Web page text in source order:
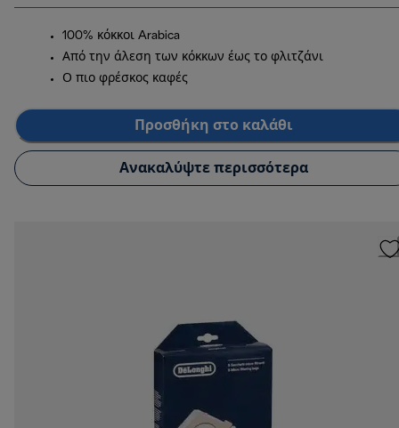
100% κόκκοι Arabica
Από την άλεση των κόκκων έως το φλιτζάνι
Ο πιο φρέσκος καφές
Προσθήκη στο καλάθι
Ανακαλύψτε περισσότερα